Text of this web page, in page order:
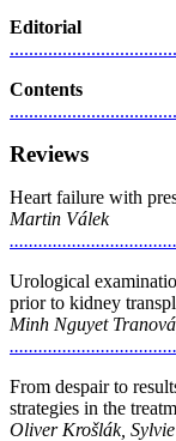
Editorial
Contents
Reviews
Heart failure with
Martin Válek
Urological
prior to kidney
Minh Nguyet
From despair to
strategies in the
Oliver Krošlák,